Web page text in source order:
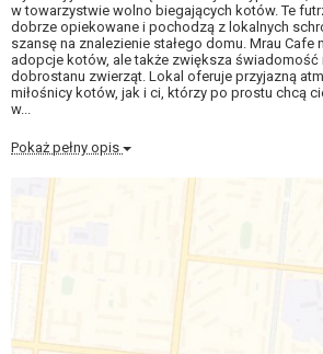
w towarzystwie wolno biegających kotów. Te
dobrze opiekowane i pochodzą z lokalnych
szansę na znalezienie stałego domu. Mrau Cafe
adopcje kotów, ale także zwiększa świadomość
dobrostanu zwierząt. Lokal oferuje przyjazną
miłośnicy kotów, jak i ci, którzy po prostu chcą
w...
Pokaż pełny opis